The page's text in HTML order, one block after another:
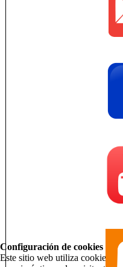
Configuración de cookies
Este sitio web utiliza cookies